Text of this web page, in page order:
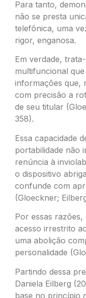
Para tanto,
não se presta
telefônica, uma
rigor, enganosa.
Em verdade,
multifuncional
informações que,
com precisão a
de seu titular
358).
Essa capacidade
portabilidade não
renúncia à
o dispositivo
confunde com
(Gloeckner;
Por essas
acesso irrestrito
uma abolição
personalidade
Partindo dessa
Daniela Eilberg
base no princípio